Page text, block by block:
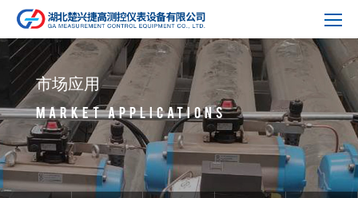
市场应用
MARKET APPLICATIONS